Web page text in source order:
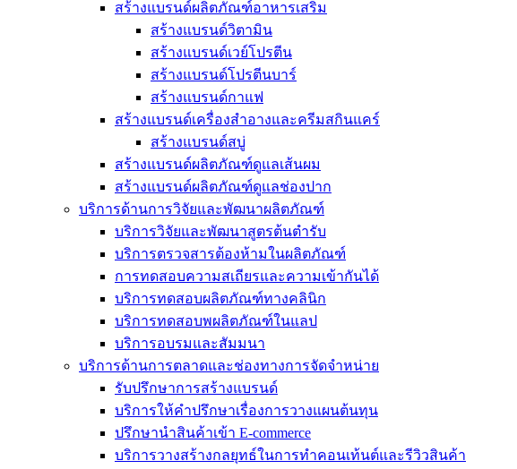
สร้างแบรนด์ผลิตภัณฑ์อาหารเสริม
สร้างแบรนด์วิตามิน
สร้างแบรนด์เวย์โปรตีน
สร้างแบรนด์โปรตีนบาร์
สร้างแบรนด์กาแฟ
สร้างแบรนด์เครื่องสำอางและครีมสกินแคร์
สร้างแบรนด์สบู่
สร้างแบรนด์ผลิตภัณฑ์ดูแลเส้นผม
สร้างแบรนด์ผลิตภัณฑ์ดูแลช่องปาก
บริการด้านการวิจัยและพัฒนาผลิตภัณฑ์
บริการวิจัยและพัฒนาสูตรต้นตำรับ
บริการตรวจสารต้องห้ามในผลิตภัณฑ์
การทดสอบความสเถียรและความเข้ากันได้
บริการทดสอบผลิตภัณฑ์ทางคลินิก
บริการทดสอบพผลิตภัณฑ์ในแลป
บริการอบรมและสัมมนา
บริการด้านการตลาดและช่องทางการจัดจำหน่าย
รับปรึกษาการสร้างแบรนด์
บริการให้คำปรึกษาเรื่องการวางแผนต้นทุน
ปรึกษานำสินค้าเข้า E-commerce
บริการวางสร้างกลยุทธ์ในการทำคอนเท้นต์และรีวิวสินค้า